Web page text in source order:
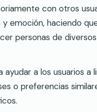
con otros
emoción, haciendo
personas de
a los usuarios a
o preferencias